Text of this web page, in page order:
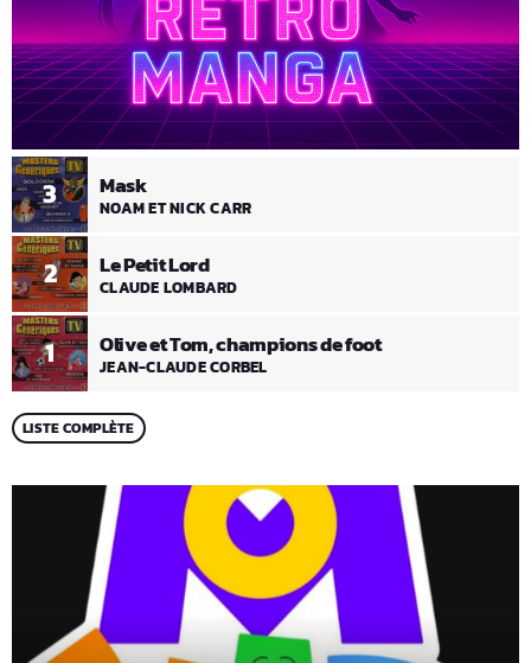
1 Olive et Tom, champions de foot
JEAN-CLAUDE CORBEL
2 Le Petit Lord
CLAUDE LOMBARD
3 Mask
NOAM ET NICK CARR
LISTE COMPLÈTE